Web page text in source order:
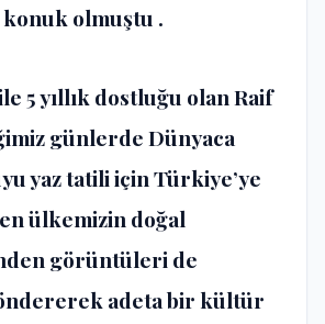
olmuştu .
5 yıllık dostluğu olan Raif
günlerde Dünyaca
yaz tatili için Türkiye’ye
ülkemizin doğal
görüntüleri de
adeta bir kültür